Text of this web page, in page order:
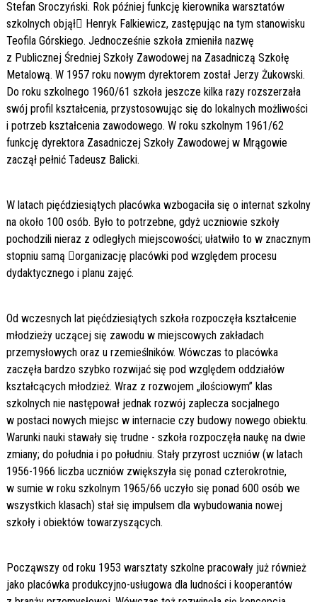
Stefan Sroczyński. Rok później funkcję kierownika warsztatów
szkolnych objął Henryk Falkiewicz, zastępując na tym stanowisku
Teofila Górskiego. Jednocześnie szkoła zmieniła nazwę
z Publicznej Średniej Szkoły Zawodowej na Zasadniczą Szkołę
Metalową. W 1957 roku nowym dyrektorem został Jerzy Żukowski.
Do roku szkolnego 1960/61 szkoła jeszcze kilka razy rozszerzała
swój profil kształcenia, przystosowując się do lokalnych możliwości
i potrzeb kształcenia zawodowego. W roku szkolnym 1961/62
funkcję dyrektora Zasadniczej Szkoły Zawodowej w Mrągowie
zaczął pełnić Tadeusz Balicki.
W latach pięćdziesiątych placówka wzbogaciła się o internat szkolny
na około 100 osób. Było to potrzebne, gdyż uczniowie szkoły
pochodzili nieraz z odległych miejscowości; ułatwiło to w znacznym
stopniu samą organizację placówki pod względem procesu
dydaktycznego i planu zajęć.
Od wczesnych lat pięćdziesiątych szkoła rozpoczęła kształcenie
młodzieży uczącej się zawodu w miejscowych zakładach
przemysłowych oraz u rzemieślników. Wówczas to placówka
zaczęła bardzo szybko rozwijać się pod względem oddziałów
kształcących młodzież. Wraz z rozwojem „ilościowym” klas
szkolnych nie następował jednak rozwój zaplecza socjalnego
w postaci nowych miejsc w internacie czy budowy nowego obiektu.
Warunki nauki stawały się trudne - szkoła rozpoczęła naukę na dwie
zmiany; do południa i po południu. Stały przyrost uczniów (w latach
1956-1966 liczba uczniów zwiększyła się ponad czterokrotnie,
w sumie w roku szkolnym 1965/66 uczyło się ponad 600 osób we
wszystkich klasach) stał się impulsem dla wybudowania nowej
szkoły i obiektów towarzyszących.
Począwszy od roku 1953 warsztaty szkolne pracowały już również
jako placówka produkcyjno-usługowa dla ludności i kooperantów